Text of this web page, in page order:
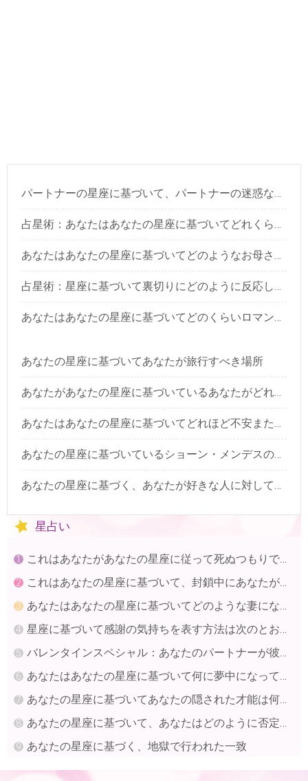
パートナーの星座に基づいて、パートナーの迷惑な性質に対処する方法
占星術：あなたはあなたの星座に基づいてどれくらいの偽物と外交をしていますか？
あなたはあなたの星座に基づいてどのようなお母さんになりますか？
占星術：星座に基づいて裏切りにどのように反応しますか？探し出す
あなたはあなたの星座に基づいてどのくらいロマンチックですか？
あなたの星座に基づいてあなたが旅行すべき場所
あなたがあなたの星座に基づいているあなたがどれほど正直であるか不正直であるか
あなたはあなたの星座に基づいてどれほど不安または自信がありますか？探し出す
あなたの星座に基づいているショーン・メンデスの曲はどれですか？
あなたの星座に基づく、あなたが好きな人に対してどのように行動するか
星占い
これはあなたがあなたの星座に従って死ぬつもりである方法です
これはあなたの星座に基づいて、封鎖中にあなたがすべきことです
あなたはあなたの星座に基づいてどのような妻になりますか？
星座に基づいて感謝の気持ちを表す方法は次のとおりです
バレンタインスペシャル：あなたのパートナーが彼らの星座に基づいて甘やかされるのが好きな方法を知ってください
あなたはあなたの星座に基づいて何に夢中になっていますか？
あなたの星座に基づいてあなたの隠された才能は何ですか？
あなたの星座に基づいて、あなたはどのように否定的な状況に対応しますか？
あなたの星座に基づく、地獄で行われた一致